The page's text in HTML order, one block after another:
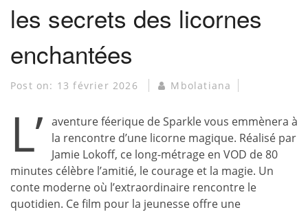
les secrets des licornes
enchantées
Post on: 13 février 2026 Mbolatiana
L’ aventure féerique de Sparkle vous emmènera à
la rencontre d’une licorne magique. Réalisé par
Jamie Lokoff, ce long-métrage en VOD de 80
minutes célèbre l’amitié, le courage et la magie. Un
conte moderne où l’extraordinaire rencontre le
quotidien. Ce film pour la jeunesse offre une